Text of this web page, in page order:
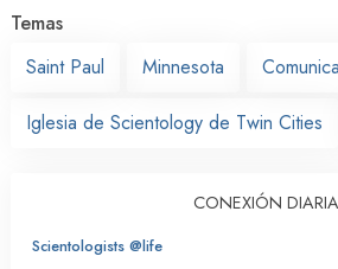
Temas
Saint Paul
Minnesota
Iglesia de Scientology de Twin Cities
CONEXIÓN DIARIA
Scientologists @life